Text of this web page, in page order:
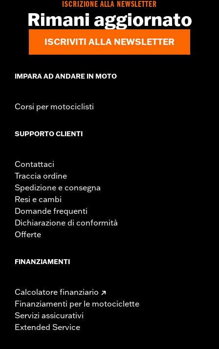
ISCRIZIONE ALLA NEWSLETTER
Rimani aggiornato
ISCRIVITI ALLA NEWSLETTER
IMPARA AD ANDARE IN MOTO
Corsi per motociclisti
SUPPORTO CLIENTI
Contattaci
Traccia ordine
Spedizione e consegna
Resi e cambi
Domande frequenti
Dichiarazione di conformità
Offerte
FINANZIAMENTI
Calcolatore finanziario
Finanziamenti per le motociclette
Servizi assicurativi
Extended Service